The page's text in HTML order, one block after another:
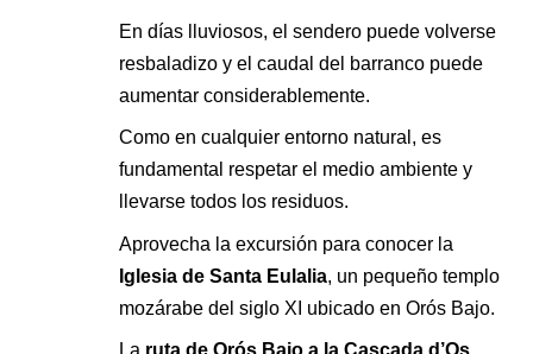
En días lluviosos, el sendero puede volverse
resbaladizo y el caudal del barranco puede
aumentar considerablemente.
Como en cualquier entorno natural, es
fundamental respetar el medio ambiente y
llevarse todos los residuos.
Aprovecha la excursión para conocer la
Iglesia de Santa Eulalia, un pequeño templo
mozárabe del siglo XI ubicado en Orós Bajo.